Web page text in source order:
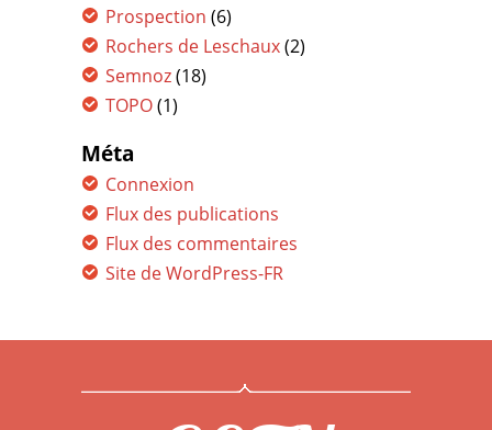
Prospection (6)
Rochers de Leschaux(2)
Semnoz(18)
TOPO(1)
Méta
Connexion
Flux des publications
Flux des commentaires
Site de WordPress-FR